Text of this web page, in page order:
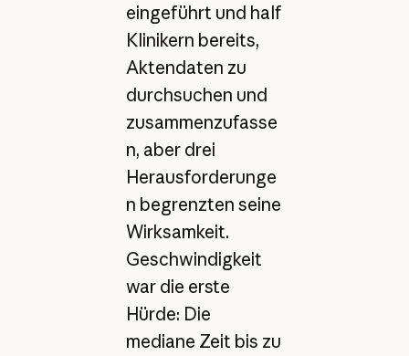
eingeführt und half
Klinikern bereits,
Aktendaten zu
durchsuchen und
zusammenzufasse
n, aber drei
Herausforderunge
n begrenzten seine
Wirksamkeit.
Geschwindigkeit
war die erste
Hürde: Die
mediane Zeit bis zu